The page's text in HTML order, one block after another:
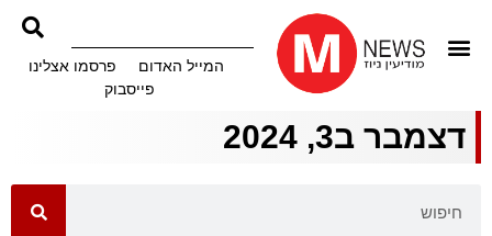
המייל האדום
פרסמו אצלינו
פייסבוק
דצמבר ב3, 2024